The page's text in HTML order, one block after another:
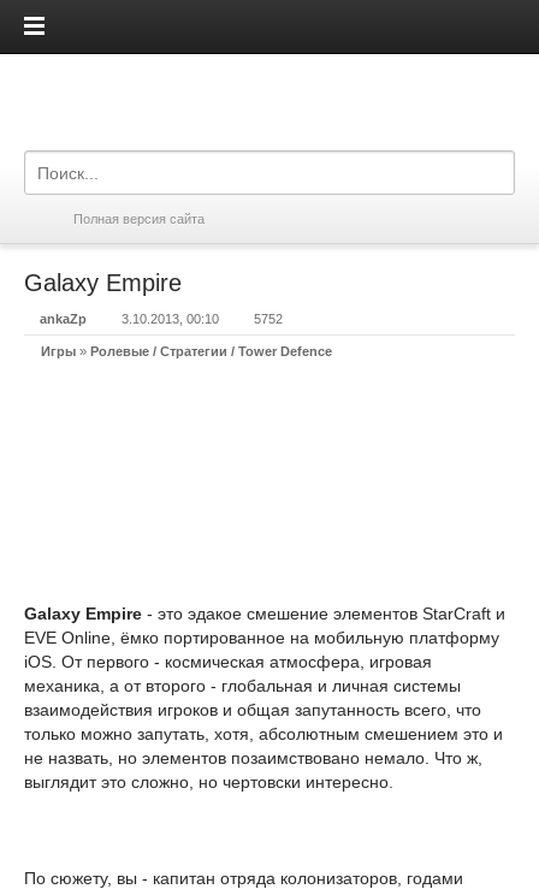
iPadis.ru
Полная версия сайта
Galaxy Empire
ankaZp 3.10.2013, 00:10 5752
Игры » Ролевые / Стратегии / Tower Defence
Galaxy Empire - это эдакое смешение элементов StarCraft и
EVE Online, ёмко портированное на мобильную платформу
iOS. От первого - космическая атмосфера, игровая
механика, а от второго - глобальная и личная системы
взаимодействия игроков и общая запутанность всего, что
только можно запутать, хотя, абсолютным смешением это и
не назвать, но элементов позаимствовано немало. Что ж,
выглядит это сложно, но чертовски интересно.
По сюжету, вы - капитан отряда колонизаторов, годами